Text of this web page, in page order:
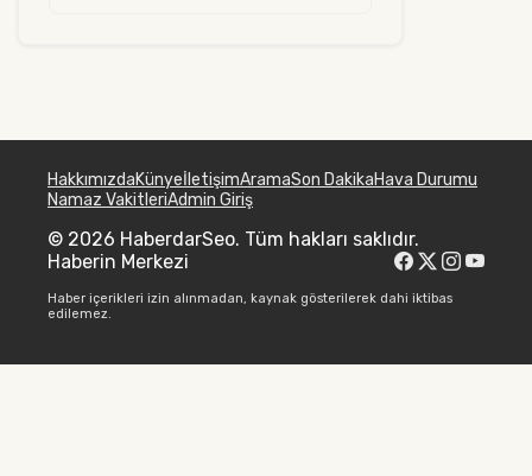
HakkımızdaKünyeİletişimAramaSon DakikaHava Durumu
Namaz VakitleriAdmin Giriş
© 2026 HaberdarSeo. Tüm hakları saklıdır.
Haberin Merkezi
Haber içerikleri izin alınmadan, kaynak gösterilerek dahi iktibas
edilemez.